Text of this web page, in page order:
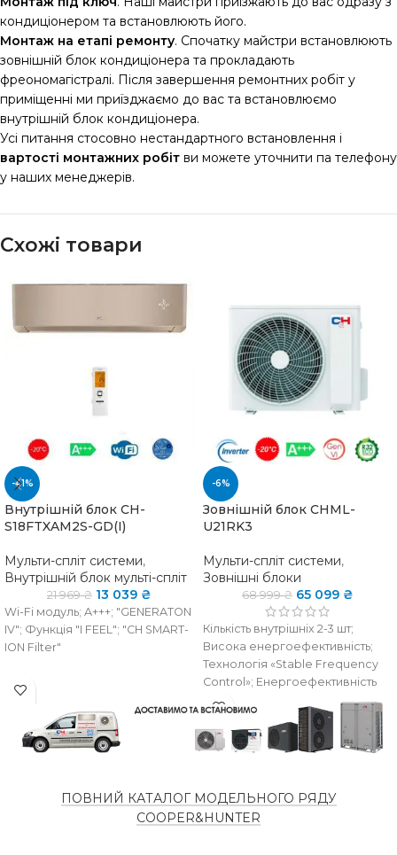
кондиціонером та встановлюють його.
Монтаж на етапі ремонту. Спочатку майстри встановлюють
зовнішній блок кондиціонера та прокладають
фреономагістралі. Після завершення ремонтних робіт у
приміщенні ми приїзджаємо до вас та встановлюємо
внутрішній блок кондиціонера.
Усі питання стосовно нестандартного встановлення і
вартості монтажних робіт ви можете уточнити па телефону
у наших менеджерів.
Схожі товари
-41%
Внутрішній блок CH-
S18FTXAM2S-GD(I)
Мульти-спліт системи,
Внутрішній блок мульті-спліт
21 969₴ 13 039 ₴
Wi-Fi модуль; A+++; "GENERATON
ІV"; Функція "I FEEL"; "CH SMART-
ION Filter"
НАЯВНІСТЬ НА
наявності
-6%
Зовнішній блок CHML-
U21RK3
Мульти-спліт системи,
Зовнішні блоки
68 999₴ 65 099 ₴
Кількість внутрішніх 2-3 шт;
Висока енергоефективність;
Технологія «Stable Frequency
Control»; Енергоефективність
класу «А+++»
НАЯВНІСТЬ НА
ТИП
ПОВНИЙ КАТАЛОГ МОДЕЛЬНОГО РЯДУ
COOPER&HUNTER